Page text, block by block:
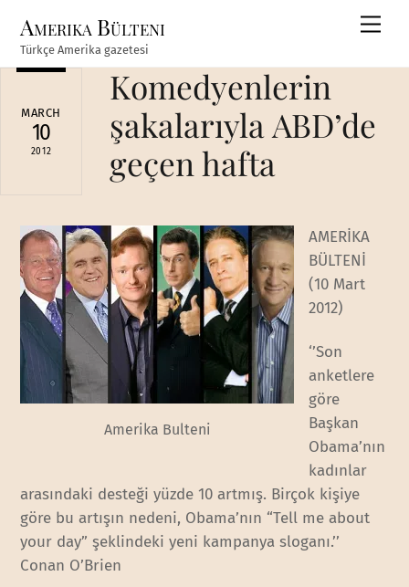
content
Amerika Bülteni
Türkçe Amerika gazetesi
MARCH
10
2012
Komedyenlerin
şakalarıyla ABD’de
geçen hafta
Amerika Bulteni
AMERİKA
BÜLTENİ
(10 Mart
2012)
‘’Son
anketlere
göre
Başkan
Obama’nın
kadınlar
arasındaki desteği yüzde 10 artmış. Birçok kişiye
göre bu artışın nedeni, Obama’nın “Tell me about
your day” şeklindeki yeni kampanya sloganı.’’
Conan O’Brien